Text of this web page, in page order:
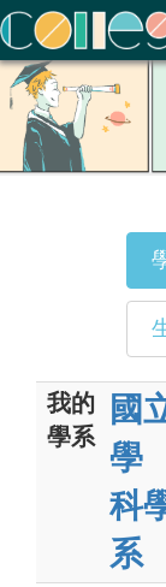
ColleGo! 大學選才
我的
學系
國
學
科
系